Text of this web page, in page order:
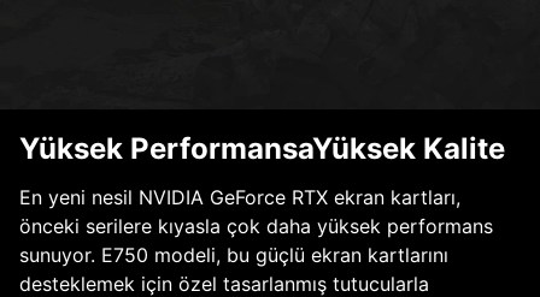
Yüksek PerformansaYüksek Kalite
En yeni nesil NVIDIA GeForce RTX ekran kartları,
önceki serilere kıyasla çok daha yüksek performans
sunuyor. E750 modeli, bu güçlü ekran kartlarını
desteklemek için özel tasarlanmış tutucularla